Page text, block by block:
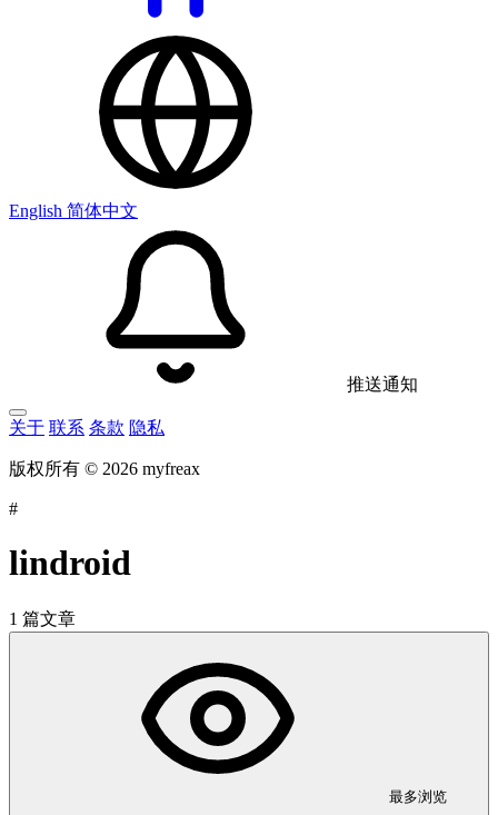
English 简体中文
推送通知
关于 联系 条款 隐私
版权所有 © 2026 myfreax
#
lindroid
1 篇文章
最多浏览